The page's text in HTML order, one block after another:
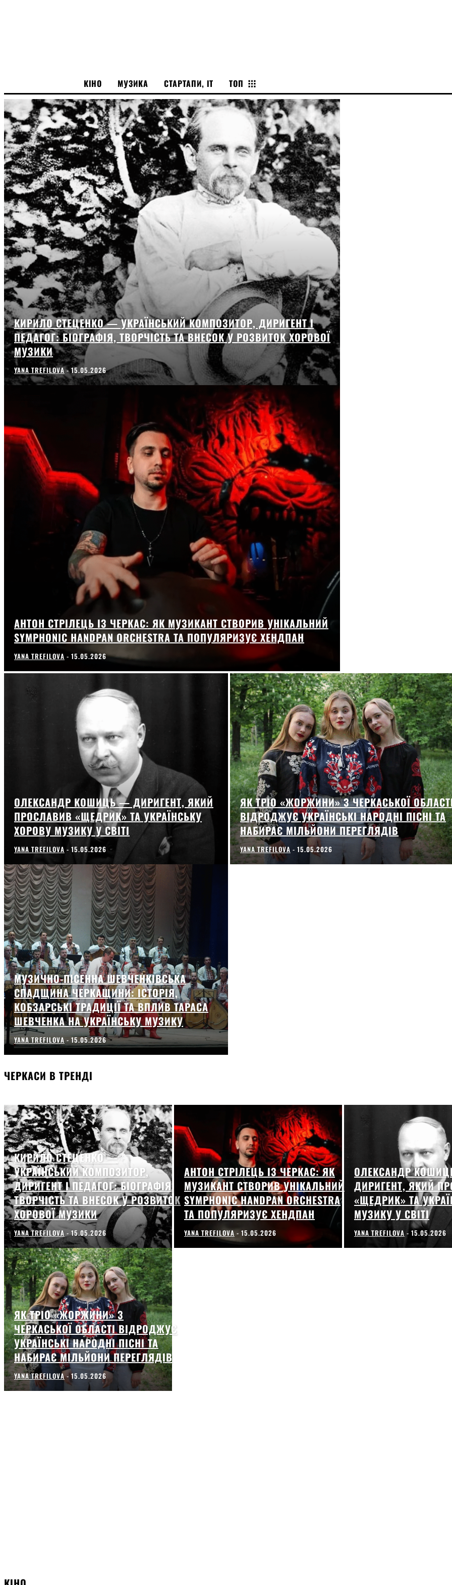
КІНО МУЗИКА СТАРТАПИ, ІТ ТОП
КИРИЛО СТЕЦЕНКО — УКРАЇНСЬКИЙ КОМПОЗИТОР, ДИРИГЕНТ І
ПЕДАГОГ: БІОГРАФІЯ, ТВОРЧІСТЬ ТА ВНЕСОК У РОЗВИТОК ХОРОВОЇ
МУЗИКИ
YANA TREFILOVA - 15.05.2026
АНТОН СТРІЛЕЦЬ ІЗ ЧЕРКАС: ЯК МУЗИКАНТ СТВОРИВ УНІКАЛЬНИЙ
SYMPHONIC HANDPAN ORCHESTRA ТА ПОПУЛЯРИЗУЄ ХЕНДПАН
YANA TREFILOVA - 15.05.2026
ОЛЕКСАНДР КОШИЦЬ — ДИРИГЕНТ, ЯКИЙ
ПРОСЛАВИВ «ЩЕДРИК» ТА УКРАЇНСЬКУ
ХОРОВУ МУЗИКУ У СВІТІ
YANA TREFILOVA - 15.05.2026
ЯК ТРІО «ЖОРЖИНИ» З ЧЕРКАСЬКОЇ
ВІДРОДЖУЄ УКРАЇНСЬКІ НАРОДНІ ПІСНІ ТА
НАБИРАЄ МІЛЬЙОНИ ПЕРЕГЛЯДІВ
YANA TREFILOVA - 15.05.2026
МУЗИЧНО-ПІСЕННА ШЕВЧЕНКІВСЬКА
СПАДЩИНА ЧЕРКАЩИНИ: ІСТОРІЯ,
КОБЗАРСЬКІ ТРАДИЦІЇ ТА ВПЛИВ ТАРАСА
ШЕВЧЕНКА НА УКРАЇНСЬКУ МУЗИКУ
YANA TREFILOVA - 15.05.2026
ЧЕРКАСИ В ТРЕНДІ
КИРИЛО СТЕЦЕНКО —
УКРАЇНСЬКИЙ КОМПОЗИТОР,
ДИРИГЕНТ І ПЕДАГОГ: БІОГРАФІЯ,
ТВОРЧІСТЬ ТА ВНЕСОК У РОЗВИТОК
ХОРОВОЇ МУЗИКИ
YANA TREFILOVA - 15.05.2026
АНТОН СТРІЛЕЦЬ ІЗ ЧЕРКАС: ЯК
МУЗИКАНТ СТВОРИВ УНІКАЛЬНИЙ
SYMPHONIC HANDPAN ORCHESTRA
ТА ПОПУЛЯРИЗУЄ ХЕНДПАН
YANA TREFILOVA - 15.05.2026
ОЛЕКСАНДР
ДИРИГЕНТ, ЯКИЙ
«ЩЕДРИК» ТА
МУЗИКУ У СВІТІ
YANA TREFILOVA - 15.05.2026
ЯК ТРІО «ЖОРЖИНИ» З
ЧЕРКАСЬКОЇ ОБЛАСТІ ВІДРОДЖУЄ
УКРАЇНСЬКІ НАРОДНІ ПІСНІ ТА
НАБИРАЄ МІЛЬЙОНИ ПЕРЕГЛЯДІВ
YANA TREFILOVA - 15.05.2026